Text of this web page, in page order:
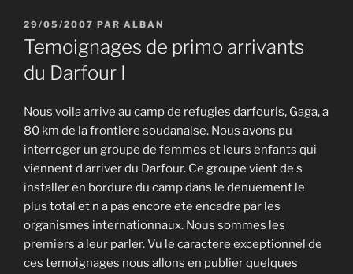
PUBLIÉ
LE
29/05/2007 PAR ALBAN
Temoignages de primo arrivants
du Darfour I
Nous voila arrive au camp de refugies darfouris, Gaga, a
80 km de la frontiere soudanaise. Nous avons pu
interroger un groupe de femmes et leurs enfants qui
viennent d arriver du Darfour. Ce groupe vient de s
installer en bordure du camp dans le denuement le
plus total et n a pas encore ete encadre par les
organismes internationnaux. Nous sommes les
premiers a leur parler. Vu le caractere exceptionnel de
ces temoignages nous allons en publier quelques